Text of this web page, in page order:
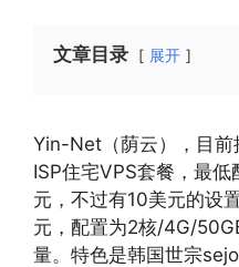
文章目录 展开
Yin-Net（荫云），目前
ISP住宅VPS套餐，最
元，不过有10美元的设
元，配置为2核/4G/
量。特色是韩国世宗